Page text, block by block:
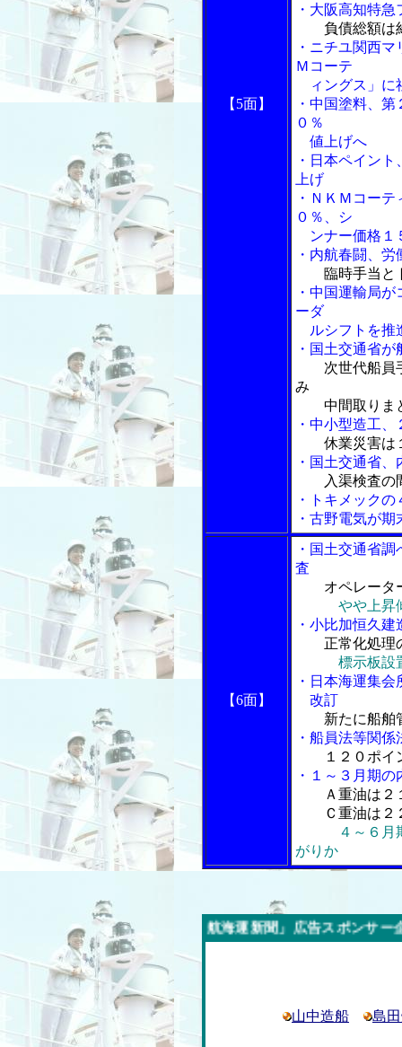
【5面】
・大阪高知特
負債総額は
・ニチユ関西
Ｍコーテ
ィングス」に
・中国塗料、
０％
値上げへ
・日本ペイン
上げ
・ＮＫＭコー
０％、シ
ンナー価格１
・内航春闘、
臨時手当と
・中国運輸局
ーダ
ルシフトを推
・国土交通省
次世代船員
み
中間取りま
・中小型造工
休業災害は
・国土交通省
入渠検査の
・トキメック
・古野電気が
【6面】
・国土交通省
査
オペレータ
やや上昇
・小比加恒久
正常化処理
標示板設
・日本海運集
改訂
新たに船舶
・船員法等関
１２０ポイ
・１～３月期
Ａ重油は
Ｃ重油は２２
４～６月
がりか
今週の「内航海運新聞」広告スポンサー企業
山中造船 島